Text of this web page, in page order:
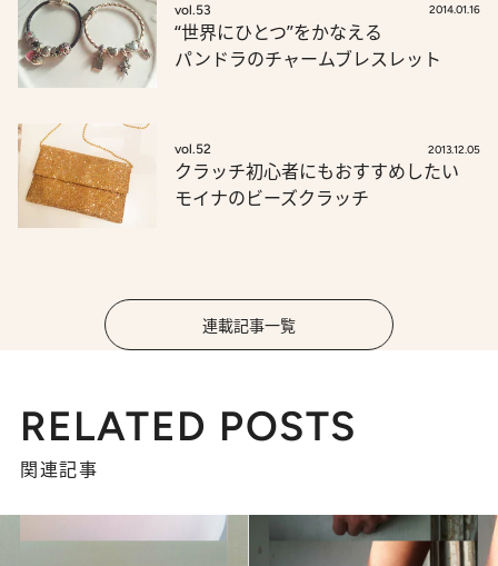
vol.53 2014.01.16
“世界にひとつ”をかなえる
パンドラのチャームブレスレット
vol.52 2013.12.05
クラッチ初心者にもおすすめしたい
モイナのビーズクラッチ
連載記事一覧
RELATED POSTS
関連記事